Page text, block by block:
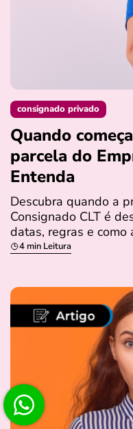
consignado privado
Quando
parcela do
Entenda
Descubra quando a
Consignado CLT é
datas, regras e como
4 min Leitura